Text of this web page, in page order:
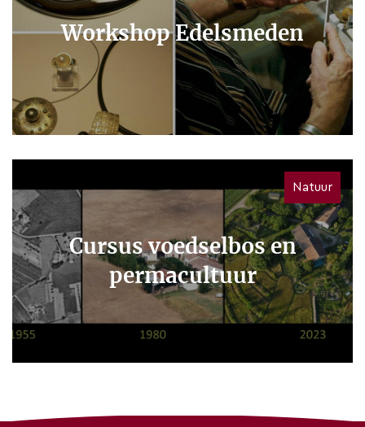
Workshop Edelsmeden
Natuur
Cursus voedselbos en
permacultuur